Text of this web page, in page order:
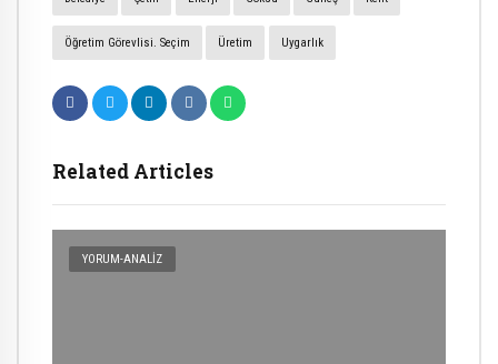
Öğretim Görevlisi. Seçim Üretim Uygarlık
Related Articles
YORUM-ANALIZ